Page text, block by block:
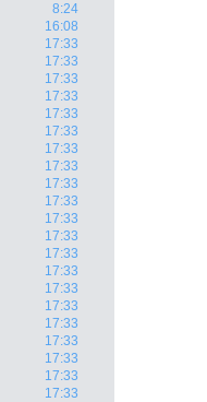
8:24
16:08
17:33
17:33
17:33
17:33
17:33
17:33
17:33
17:33
17:33
17:33
17:33
17:33
17:33
17:33
17:33
17:33
17:33
17:33
17:33
17:33
17:33